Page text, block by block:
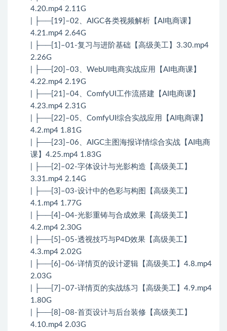
4.20.mp4 2.11G
| ├──[19]–02、AIGC各类视频解析【AI电商课】
4.21.mp4 2.64G
| ├──[1]–01-复习与进阶基础【高级美工】3.30.mp4
2.26G
| ├──[20]–03、WebUI电商实战应用【AI电商课】
4.22.mp4 2.19G
| ├──[21]–04、ComfyUI工作流搭建【AI电商课】
4.23.mp4 2.31G
| ├──[22]–05、ComfyUI综合实战应用【AI电商课】
4.2.mp4 1.81G
| ├──[23]–06、AIGC主图海报详情综合实战【AI电商
课】4.25.mp4 1.83G
| ├──[2]–02-字体设计与光影构造【高级美工】
3.31.mp4 2.14G
| ├──[3]–03-设计中的色彩与构图【高级美工】
4.1.mp4 1.77G
| ├──[4]–04-光影重铸与合成效果【高级美工】
4.2.mp4 2.30G
| ├──[5]–05-透视技巧与P4D效果【高级美工】
4.3.mp4 2.02G
| ├──[6]–06-详情页的设计逻辑【高级美工】4.8.mp4
2.03G
| ├──[7]–07-详情页的实战练习【高级美工】4.9.mp4
1.80G
| ├──[8]–08-首页设计与后台装修【高级美工】
4.10.mp4 2.03G